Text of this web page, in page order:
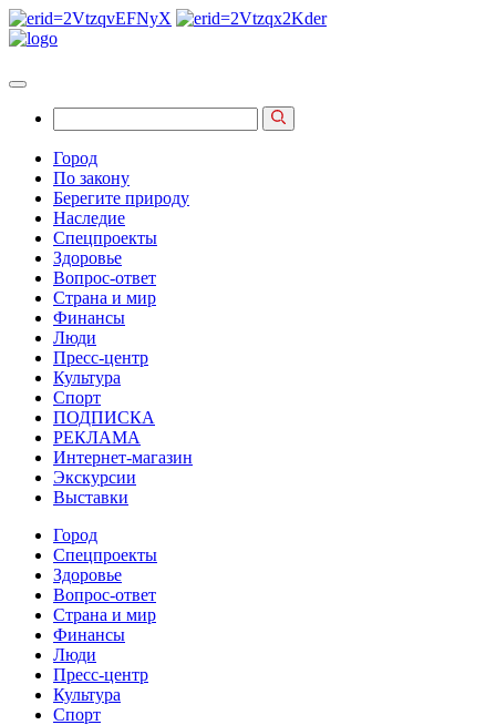
Город
По закону
Берегите природу
Наследие
Спецпроекты
Здоровье
Вопрос-ответ
Страна и мир
Финансы
Люди
Пресс-центр
Культура
Спорт
ПОДПИСКА
РЕКЛАМА
Интернет-магазин
Экскурсии
Выставки
Город
Спецпроекты
Здоровье
Вопрос-ответ
Страна и мир
Финансы
Люди
Пресс-центр
Культура
Спорт